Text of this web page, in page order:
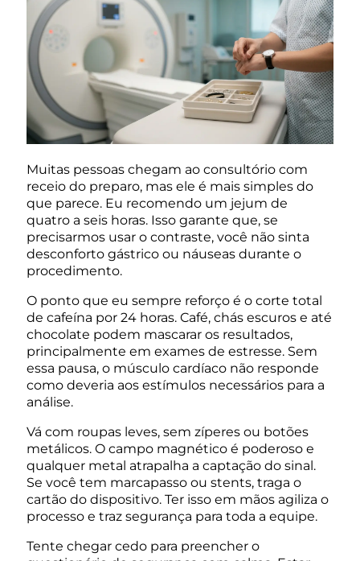
Muitas pessoas chegam ao consultório com
receio do preparo, mas ele é mais simples do
que parece. Eu recomendo um jejum de
quatro a seis horas. Isso garante que, se
precisarmos usar o contraste, você não sinta
desconforto gástrico ou náuseas durante o
procedimento.
O ponto que eu sempre reforço é o corte total
de cafeína por 24 horas. Café, chás escuros e até
chocolate podem mascarar os resultados,
principalmente em exames de estresse. Sem
essa pausa, o músculo cardíaco não responde
como deveria aos estímulos necessários para a
análise.
Vá com roupas leves, sem zíperes ou botões
metálicos. O campo magnético é poderoso e
qualquer metal atrapalha a captação do sinal.
Se você tem marcapasso ou stents, traga o
cartão do dispositivo. Ter isso em mãos agiliza o
processo e traz segurança para toda a equipe.
Tente chegar cedo para preencher o